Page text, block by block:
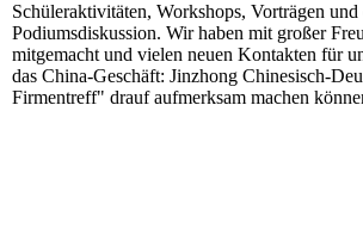
Schüleraktivitäten, Workshops, Vorträgen und
Podiumsdiskussion. Wir haben mit großer
mitgemacht und vielen neuen Kontakten für
das China-Geschäft: Jinzhong Chinesisch-
Firmentreff" drauf aufmerksam machen